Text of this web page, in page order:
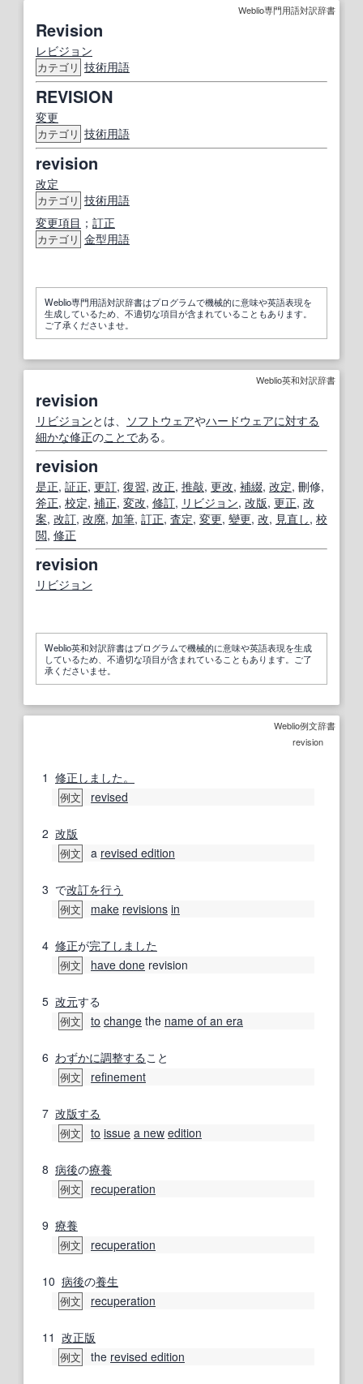
Weblio専門用語対訳辞書
Revision
レビジョン
カテゴリ 技術用語
REVISION
変更
カテゴリ 技術用語
revision
改定
カテゴリ 技術用語
変更項目 ； 訂正
カテゴリ 金型用語
Weblio専門用語対訳辞書はプログラムで機械的に意味や英語表現を
生成しているため、不適切な項目が含まれていることもあります。
ご了承くださいませ。
Weblio英和対訳辞書
revision
リビジョンとは、 ソフトウェアやハードウェアに対する
細かな修正のことである。
revision
是正, 証正, 更訂, 復習, 改正, 推敲, 更改, 補綴, 改定, 刪修,
斧正, 校定, 補正, 変改, 修訂, リビジョン, 改版, 更正, 改
案, 改訂, 改廃, 加筆, 訂正, 査定, 変更, 變更, 改, 見直し, 校
閲, 修正
revision
リビジョン
Weblio英和対訳辞書はプログラムで機械的に意味や英語表現を生成
しているため、不適切な項目が含まれていることもあります。ご了
承くださいませ。
Weblio例文辞書
revision
1 修正しました。
例文 revised
2 改版
例文 a revised edition
3 で改訂を行う
例文 make revisions in
4 修正が完了しました
例文 have done revision
5 改元する
例文 to change the name of an era
6 わずかに調整すること
例文 refinement
7 改版する
例文 to issue a new edition
8 病後の療養
例文 recuperation
9 療養
例文 recuperation
10 病後の養生
例文 recuperation
11 改正版
例文 the revised edition